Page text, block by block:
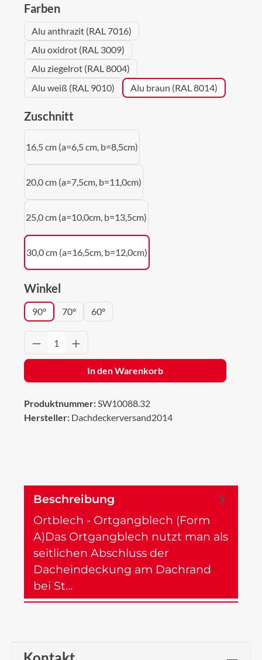
Farbenauswählen
Alu anthrazit (RAL 7016)
Alu oxidrot (RAL 3009)
Alu ziegelrot (RAL 8004)
Alu weiß (RAL 9010)
Alu braun (RAL 8014)
Zuschnitt
16,5 cm (a=6,5 cm, b=8,5cm)
20,0 cm (a=7,5cm, b=11,0cm)
25,0 cm (a=10,0cm, b=13,5cm)
30,0 cm (a=16,5cm, b=12,0cm)
Winkel
90° 70° 60°
Produkt Anzahl: Gib den gewünschten
In den Warenkorb
Produktnummer:SW10088.32
Hersteller: Dachdeckerversand2014
Beschreibung
Ortblech - Ortgangblech (Form
A)Das Ortgangblech nutzt man als
seitlichen Abschluss der
Dacheindeckung am Dachrand
bei St…